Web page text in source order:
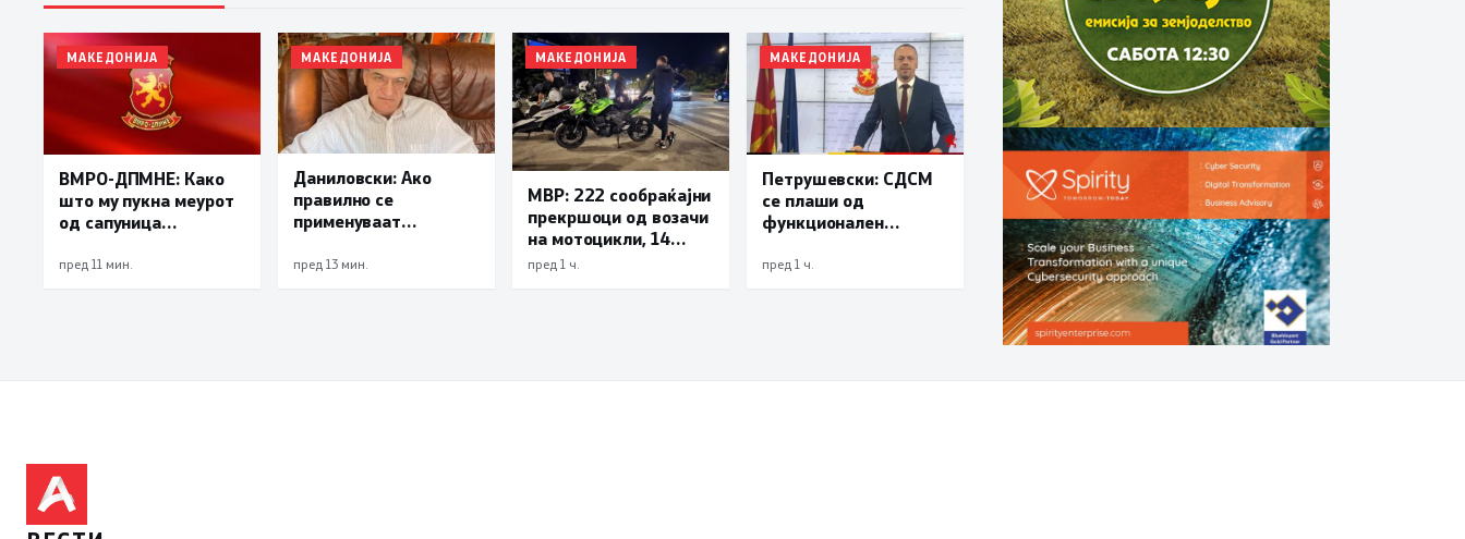
МАКЕДОНИЈА
ВМРО-ДПМНЕ: Како
што му пукна меурот
од сапуница
така на талогот на
пред 11 мин.
МАКЕДОНИЈА
Даниловски: Ако
правилно се
применуваат
може да се
пред 13 мин.
МАКЕДОНИЈА
МВР: 222 сообраќајни
прекршоци од возачи
на мотоцикли, 14
лишени поради
пред 1 ч.
МАКЕДОНИЈА
Петрушевски: СДСМ
се плаши од
функционален
град“ е доказ дека
пред 1 ч.